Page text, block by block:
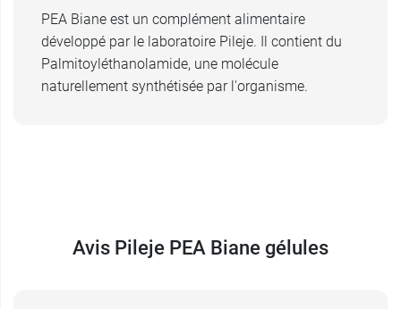
PEA Biane est un complément alimentaire
développé par le laboratoire Pileje. Il contient du
Palmitoyléthanolamide, une molécule
naturellement synthétisée par l'organisme.
Avis Pileje PEA Biane gélules